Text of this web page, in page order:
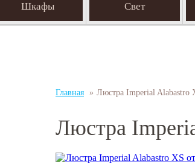
Шкафы Свет
Главная » Люстра Imperial Alabastro
Люстра